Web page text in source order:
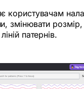
користувачам
змінювати
патернів.